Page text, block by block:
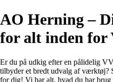
AO Herning –
for alt inden
Er du på udkig efter en pålidelig
tilbyder et bredt udvalg af værktøj?
for dig! Vi har alt, hvad du har